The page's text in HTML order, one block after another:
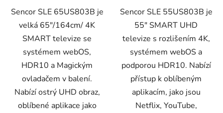
Sencor SLE 65US803B je
velká 65"/164cm/ 4K
SMART televize se
systémem webOS,
HDR10 a Magickým
ovladačem v balení.
Nabízí ostrý UHD obraz,
oblíbené aplikace jako
Sencor SLE 55US803B je
55" SMART UHD
televize s rozlišením 4K,
systémem webOS a
podporou HDR10. Nabízí
přístup k oblíbeným
aplikacím, jako jsou
Netflix, YouTube,